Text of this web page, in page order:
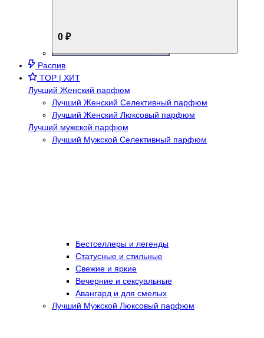
0 ₽
Распив
TOP | ХИТ
Лучший Женский парфюм
Лучший Женский Селективный парфюм
Лучший Женский Люксовый парфюм
Лучший мужской парфюм
Лучший Мужской Селективный парфюм
Бестселлеры и легенды
Статусные и стильные
Свежие и яркие
Вечерние и сексуальные
Авангард и для смелых
Лучший Мужской Люксовый парфюм